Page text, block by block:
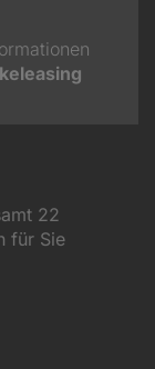
22
für Sie